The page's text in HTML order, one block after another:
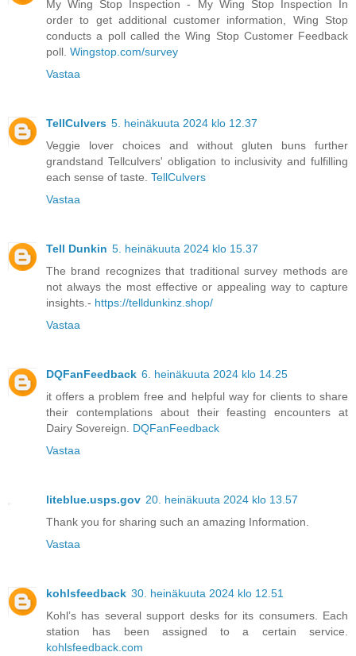
My Wing Stop Inspection - My Wing Stop Inspection In
order to get additional customer information, Wing Stop
conducts a poll called the Wing Stop Customer Feedback
poll. Wingstop.com/survey
Vastaa
TellCulvers 5. heinäkuuta 2024 klo 12.37
Veggie lover choices and without gluten buns further
grandstand Tellculvers' obligation to inclusivity and fulfilling
each sense of taste. TellCulvers
Vastaa
Tell Dunkin 5. heinäkuuta 2024 klo 15.37
The brand recognizes that traditional survey methods are
not always the most effective or appealing way to capture
insights.- https://telldunkinz.shop/
Vastaa
DQFanFeedback 6. heinäkuuta 2024 klo 14.25
it offers a problem free and helpful way for clients to share
their contemplations about their feasting encounters at
Dairy Sovereign. DQFanFeedback
Vastaa
liteblue.usps.gov 20. heinäkuuta 2024 klo 13.57
Thank you for sharing such an amazing Information.
Vastaa
kohlsfeedback 30. heinäkuuta 2024 klo 12.51
Kohl’s has several support desks for its consumers. Each
station has been assigned to a certain service.
kohlsfeedback.com